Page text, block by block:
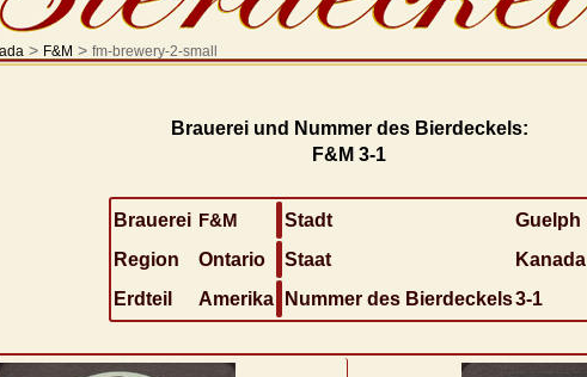
> F&M > fm-brewery-2-small
Brauerei und Nummer des Bierdeckels:
F&M 3-1
Brauerei F&M Stadt
Guelph
Region
Ontario Staat
Kanada
Erdteil
Amerika Nummer des Bierdeckels3-1